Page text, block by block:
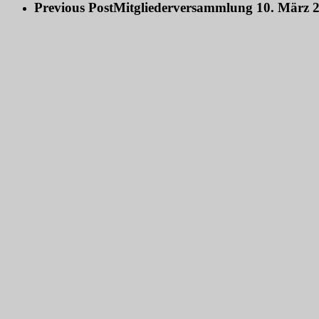
Previous PostMitgliederversammlung 10. März